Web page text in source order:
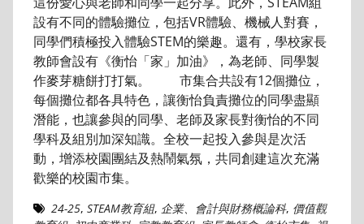
設有不同的體驗攤位，包括VR體驗、機械人對賽，
同學們積極投入體驗STEM的樂趣。還有，學校家長
教師會設有《衡怡「家」加油》，為老師、同學製
作麥芽糖餅打打氣。 市集合共設有12個攤位，
每個攤位都各具特色，讓衡怡負責攤位的同學盡顯
潛能，也讓參與的同學、老師及家長對衡怡的不同
學科及組別加深知識。全校一起投入參與是次活
動，增添校園團結及熱鬧氣氛，共同創建這次充滿
歡樂的校園市集。
24-25, STEAM教育組, 企業、會計與財務概論科, 價值觀